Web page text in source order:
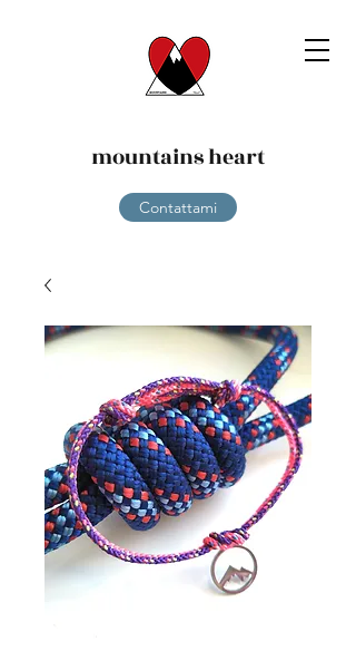
mountains heart
Contattami